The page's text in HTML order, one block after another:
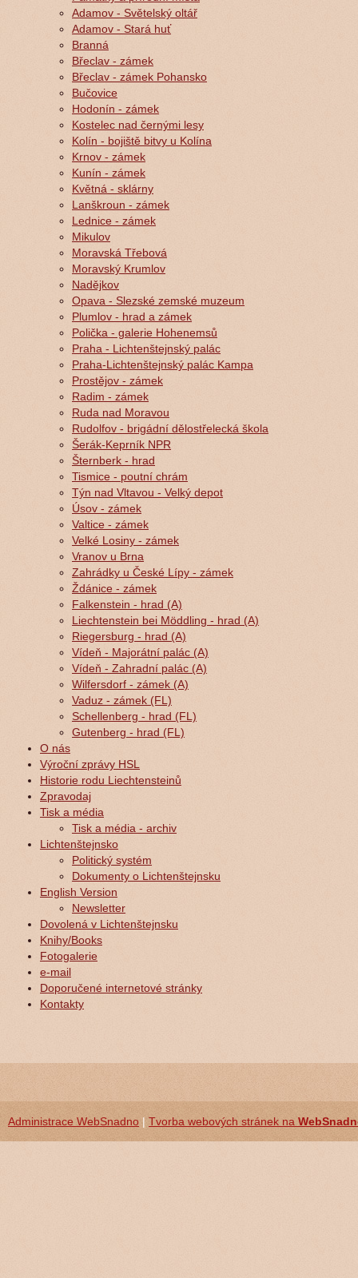
Adamov - Světelský oltář
Adamov - Stará huť
Branná
Břeclav - zámek
Břeclav - zámek Pohansko
Bučovice
Hodonín - zámek
Kostelec nad černými lesy
Kolín - bojiště bitvy u Kolína
Krnov - zámek
Kunín - zámek
Květná - sklárny
Lanškroun - zámek
Lednice - zámek
Mikulov
Moravská Třebová
Moravský Krumlov
Nadějkov
Opava - Slezské zemské muzeum
Plumlov - hrad a zámek
Polička - galerie Hohenemsů
Praha - Lichtenštejnský palác
Praha-Lichtenštejnský palác Kampa
Prostějov - zámek
Radim - zámek
Ruda nad Moravou
Rudolfov - brigádní dělostřelecká škola
Šerák-Keprník NPR
Šternberk - hrad
Tismice - poutní chrám
Týn nad Vltavou - Velký depot
Úsov - zámek
Valtice - zámek
Velké Losiny - zámek
Vranov u Brna
Zahrádky u České Lípy - zámek
Ždánice - zámek
Falkenstein - hrad (A)
Liechtenstein bei Möddling - hrad (A)
Riegersburg - hrad (A)
Vídeň - Majorátní palác (A)
Vídeň - Zahradní palác (A)
Wilfersdorf - zámek (A)
Vaduz - zámek (FL)
Schellenberg - hrad (FL)
Gutenberg - hrad (FL)
O nás
Výroční zprávy HSL
Historie rodu Liechtensteinů
Zpravodaj
Tisk a média
Tisk a média - archiv
Lichtenštejnsko
Politický systém
Dokumenty o Lichtenštejnsku
English Version
Newsletter
Dovolená v Lichtenštejnsku
Knihy/Books
Fotogalerie
e-mail
Doporučené internetové stránky
Kontakty
Administrace WebSnadno | Tvorba webových stránek na